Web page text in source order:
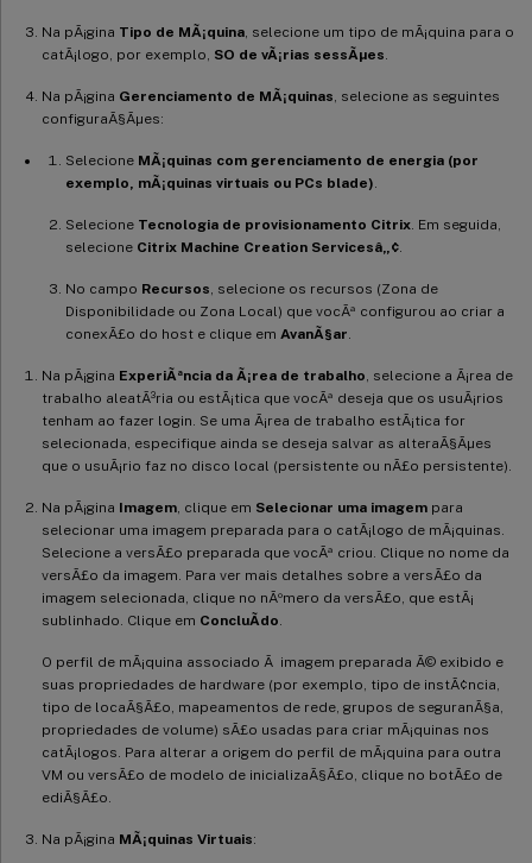
Na pÃ¡gina Tipo de MÃ¡quina , selecione um tipo de mÃ¡quina para o
catÃ¡logo, por exemplo, SO de vÃ¡rias sessÃµes
Na pÃ¡gina Gerenciamento de MÃ¡quinas , selecione as seguintes
configuraÃ§Ãµes:
Selecione MÃ¡quinas com gerenciamento de energia (por
exemplo, mÃ¡quinas virtuais ou PCs blade)
Selecione Tecnologia de provisionamento Citrix . Em seguida,
selecione Citrix Machine Creation Servicesâ„¢
No campo Recursos , selecione os recursos (Zona de
Disponibilidade ou Zona Local) que vocÃª configurou ao criar a
conexÃ£o do host e clique em AvanÃ§ar
Na pÃ¡gina ExperiÃªncia da Ã¡rea de trabalho , selecione a Ã¡rea de
trabalho aleatÃ³ria ou estÃ¡tica que vocÃª deseja que os usuÃ¡rios
tenham ao fazer login. Se uma Ã¡rea de trabalho estÃ¡tica for
selecionada, especifique ainda se deseja salvar as alteraÃ§Ãµes
que o usuÃ¡rio faz no disco local (persistente ou nÃ£o persistente).
Na pÃ¡gina Imagem , clique em Selecionar uma imagem para
selecionar uma imagem preparada para o catÃ¡logo de mÃ¡quinas.
Selecione a versÃ£o preparada que vocÃª criou. Clique no nome da
versÃ£o da imagem. Para ver mais detalhes sobre a versÃ£o da
imagem selecionada, clique no nÃºmero da versÃ£o, que estÃ¡
sublinhado. Clique em ConcluÃ­do
O perfil de mÃ¡quina associado Ã imagem preparada Ã© exibido e
suas propriedades de hardware (por exemplo, tipo de instÃ¢ncia,
tipo de locaÃ§Ã£o, mapeamentos de rede, grupos de seguranÃ§a,
propriedades de volume) sÃ£o usadas para criar mÃ¡quinas nos
catÃ¡logos. Para alterar a origem do perfil de mÃ¡quina para outra
VM ou versÃ£o de modelo de inicializaÃ§Ã£o, clique no botÃ£o de
ediÃ§Ã£o.
Na pÃ¡gina MÃ¡quinas Virtuais: